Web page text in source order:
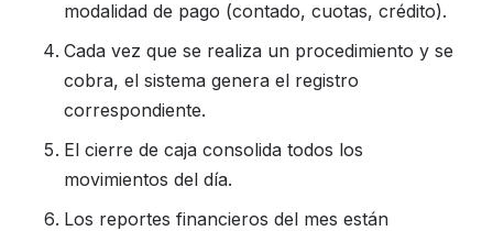
modalidad de pago (contado, cuotas, crédito).
Cada vez que se realiza un procedimiento y se
cobra, el sistema genera el registro
correspondiente.
El cierre de caja consolida todos los
movimientos del día.
Los reportes financieros del mes están